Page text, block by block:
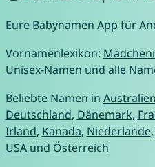
Eure Babynamen App für
Vornamenlexikon:
Unisex-Namen und alle
Beliebte Namen in Australien
Deutschland, Dänemark,
Irland, Kanada, Niederlande,
USAund Österreich